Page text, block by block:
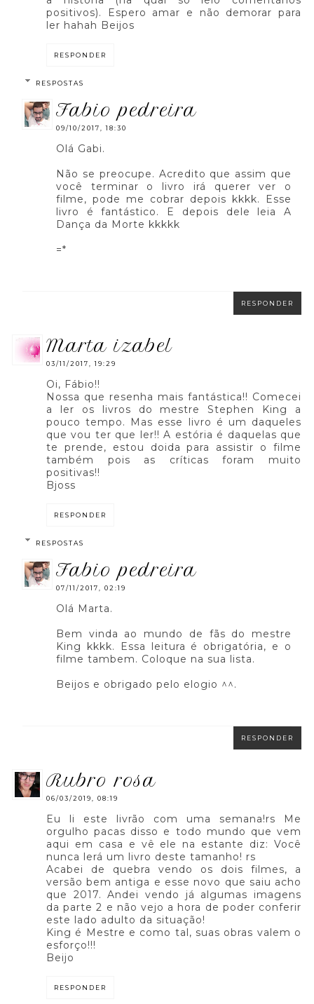
positivos). Espero amar e não demorar para
ler hahah Beijos
RESPONDER
RESPOSTAS
fabio pedreira
09/10/2017, 18:30
Olá Gabi.
Não se preocupe. Acredito que assim que
você terminar o livro irá querer ver o
filme, pode me cobrar depois kkkk. Esse
livro é fantástico. E depois dele leia A
Dança da Morte kkkkk
=*
RESPONDER
marta izabel
03/11/2017, 19:29
Oi, Fábio!!
Nossa que resenha mais fantástica!! Comecei
a ler os livros do mestre Stephen King a
pouco tempo. Mas esse livro é um daqueles
que vou ter que ler!! A estória é daquelas que
te prende, estou doida para assistir o filme
também pois as críticas foram muito
positivas!!
Bjoss
RESPONDER
RESPOSTAS
fabio pedreira
07/11/2017, 02:19
Olá Marta.
Bem vinda ao mundo de fãs do mestre
King kkkk. Essa leitura é obrigatória, e o
filme tambem. Coloque na sua lista.
Beijos e obrigado pelo elogio ^^.
RESPONDER
rubro rosa
06/03/2019, 08:19
Eu li este livrão com uma semana!rs Me
orgulho pacas disso e todo mundo que vem
aqui em casa e vê ele na estante diz: Você
nunca lerá um livro deste tamanho! rs
Acabei de quebra vendo os dois filmes, a
versão bem antiga e esse novo que saiu acho
que 2017. Andei vendo já algumas imagens
da parte 2 e não vejo a hora de poder conferir
este lado adulto da situação!
King é Mestre e como tal, suas obras valem o
esforço!!!
Beijo
RESPONDER